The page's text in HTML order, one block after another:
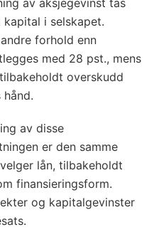
av aksjegevinst tas
i selskapet.
forhold enn
med 28 pst., mens
overskudd
av disse
er den samme
lån, tilbakeholdt
finansieringsform.
og kapitalgevinster